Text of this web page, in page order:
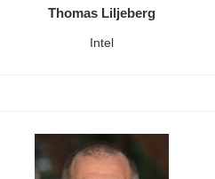
Thomas Liljeberg
Intel